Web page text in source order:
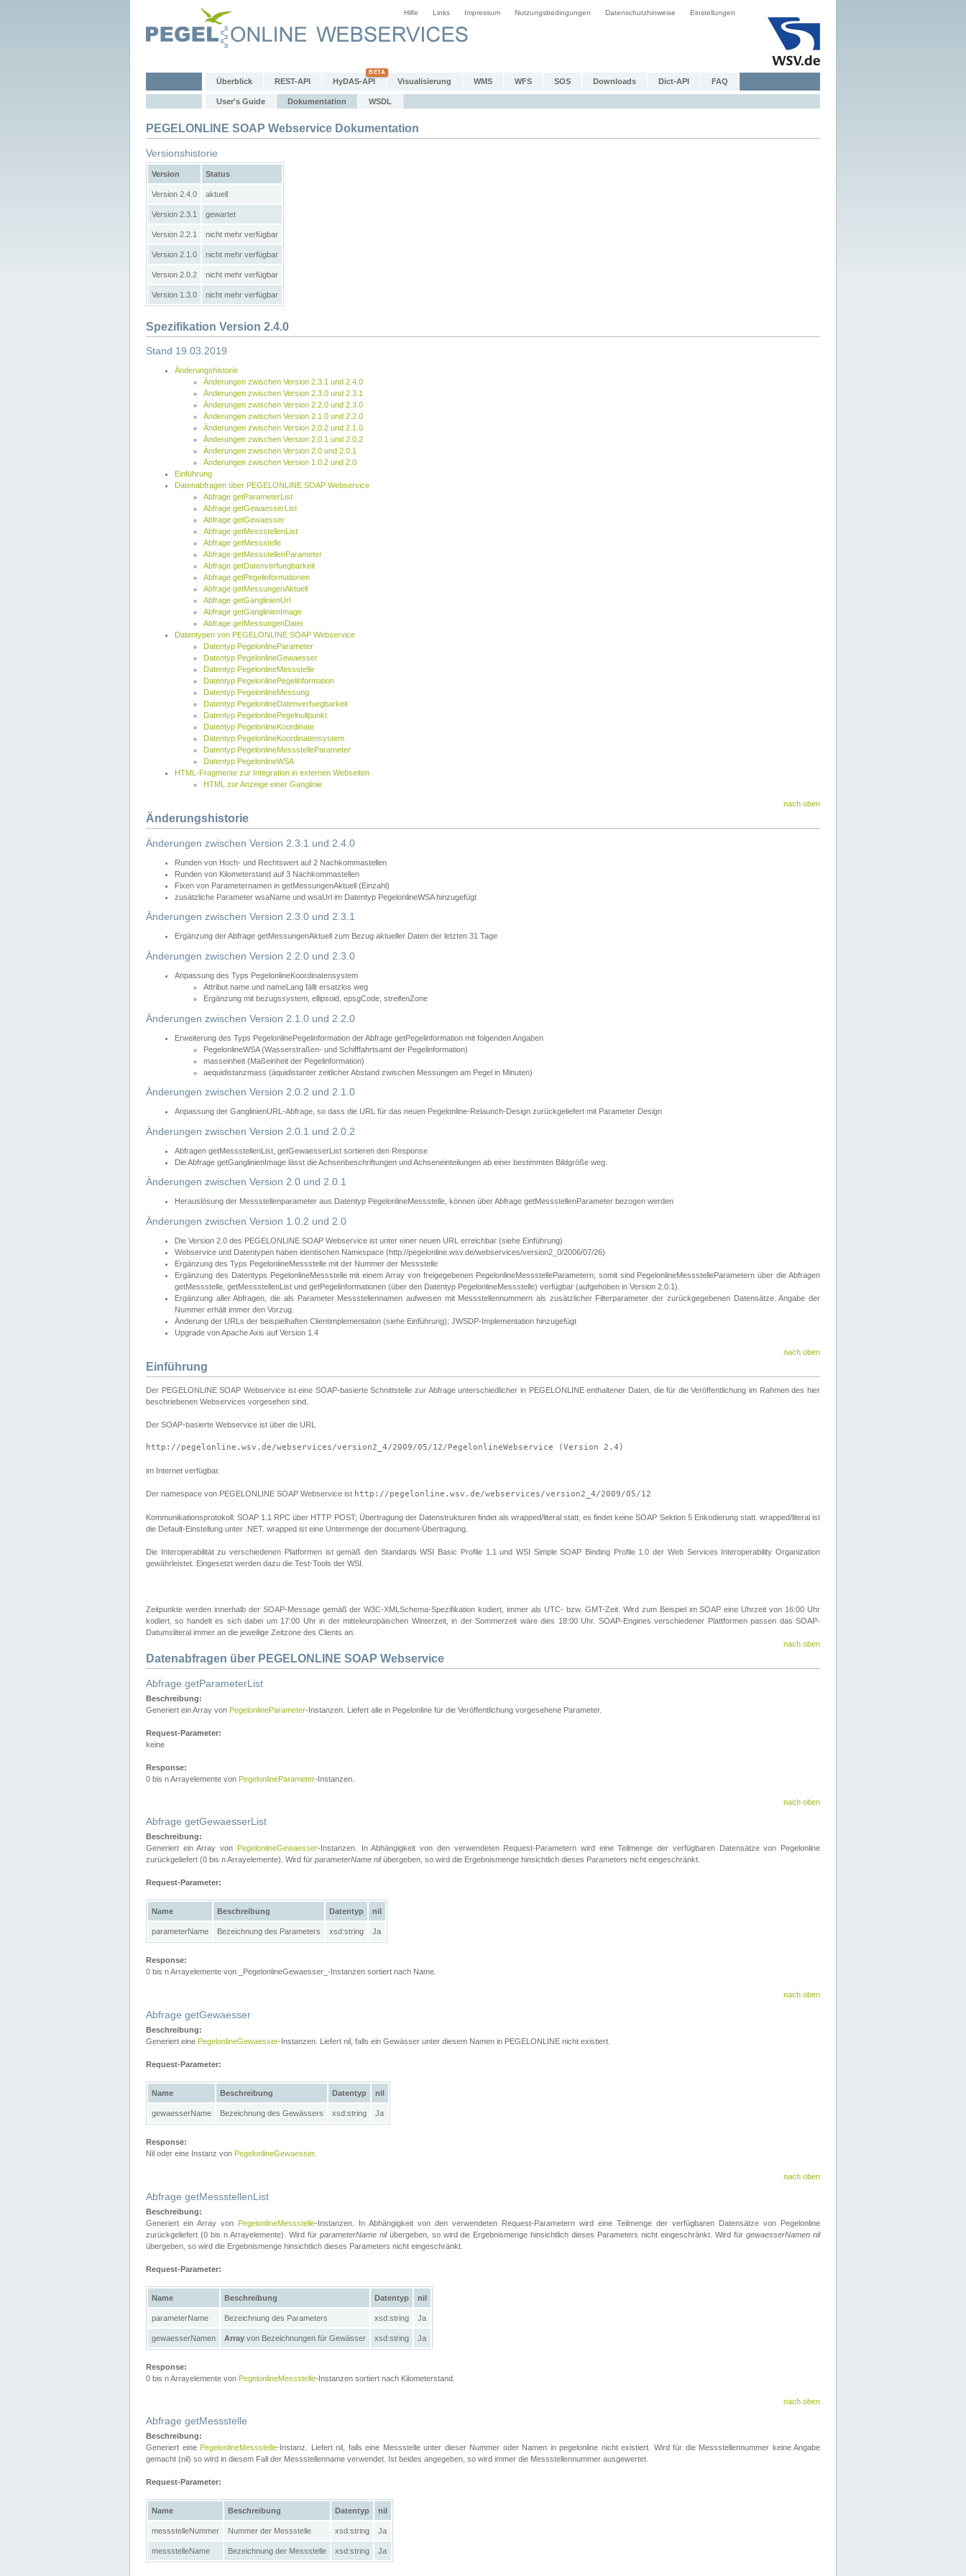
Hilfe Links Impressum Nutzungsbedingungen Datenschutzhinweise Einstellungen
Überblick REST-API HyDAS-API Visualisierung WMS WFS SOS Downloads Dict-API FAQ
User's Guide Dokumentation WSDL
PEGELONLINE SOAP Webservice Dokumentation
Versionshistorie
Version Status
Version 2.4.0 aktuell
Version 2.3.1 gewartet
Version 2.2.1 nicht mehr verfügbar
Version 2.1.0 nicht mehr verfügbar
Version 2.0.2 nicht mehr verfügbar
Version 1.3.0 nicht mehr verfügbar
Spezifikation Version 2.4.0
Stand 19.03.2019
Änderungshistorie
Änderungen zwischen Version 2.3.1 und 2.4.0
Änderungen zwischen Version 2.3.0 und 2.3.1
Änderungen zwischen Version 2.2.0 und 2.3.0
Änderungen zwischen Version 2.1.0 und 2.2.0
Änderungen zwischen Version 2.0.2 und 2.1.0
Änderungen zwischen Version 2.0.1 und 2.0.2
Änderungen zwischen Version 2.0 und 2.0.1
Änderungen zwischen Version 1.0.2 und 2.0
Einführung
Datenabfragen über PEGELONLINE SOAP Webservice
Abfrage getParameterList
Abfrage getGewaesserList
Abfrage getGewaesser
Abfrage getMessstellenList
Abfrage getMessstelle
Abfrage getMessstellenParameter
Abfrage getDatenverfuegbarkeit
Abfrage getPegelinformationen
Abfrage getMessungenAktuell
Abfrage getGanglinienUrl
Abfrage getGanglinienImage
Abfrage getMessungenDatei
Datentypen von PEGELONLINE SOAP Webservice
Datentyp PegelonlineParameter
Datentyp PegelonlineGewaesser
Datentyp PegelonlineMessstelle
Datentyp PegelonlinePegelinformation
Datentyp PegelonlineMessung
Datentyp PegelonlineDatenverfuegbarkeit
Datentyp PegelonlinePegelnullpunkt
Datentyp PegelonlineKoordinate
Datentyp PegelonlineKoordinatensystem
Datentyp PegelonlineMessstelleParameter
Datentyp PegelonlineWSA
HTML-Fragmente zur Integration in externen Webseiten
HTML zur Anzeige einer Ganglinie
nach oben
Änderungshistorie
Änderungen zwischen Version 2.3.1 und 2.4.0
Runden von Hoch- und Rechtswert auf 2 Nachkommastellen
Runden von Kilometerstand auf 3 Nachkommastellen
Fixen von Parameternamen in getMessungenAktuell (Einzahl)
zusätzliche Parameter wsaName und wsaUrl im Datentyp PegelonlineWSA hinzugefügt
Änderungen zwischen Version 2.3.0 und 2.3.1
Ergänzung der Abfrage getMessungenAktuell zum Bezug aktueller Daten der letzten 31 Tage
Änderungen zwischen Version 2.2.0 und 2.3.0
Anpassung des Typs PegelonlineKoordinatensystem
Attribut name und nameLang fällt ersatzlos weg
Ergänzung mit bezugssystem, ellipsoid, epsgCode, streifenZone
Änderungen zwischen Version 2.1.0 und 2.2.0
Erweiterung des Typs PegelonlinePegelinformation der Abfrage getPegelinformation mit folgenden Angaben
PegelonlineWSA (Wasserstraßen- und Schifffahrtsamt der Pegelinformation)
masseinheit (Maßeinheit der Pegelinformation)
aequidistanzmass (äquidistanter zeitlicher Abstand zwischen Messungen am Pegel in Minuten)
Änderungen zwischen Version 2.0.2 und 2.1.0
Anpassung der GanglinienURL-Abfrage, so dass die URL für das neuen Pegelonline-Relaunch-Design zurückgeliefert mit Parameter Design
Änderungen zwischen Version 2.0.1 und 2.0.2
Abfragen getMessstellenList, getGewaesserList sortieren den Response
Die Abfrage getGanglinienImage lässt die Achsenbeschriftungen und Achseneinteilungen ab einer bestimmten Bildgröße weg.
Änderungen zwischen Version 2.0 und 2.0.1
Herauslösung der Messstellenparameter aus Datentyp PegelonlineMessstelle, können über Abfrage getMessstellenParameter bezogen werden
Änderungen zwischen Version 1.0.2 und 2.0
Die Version 2.0 des PEGELONLINE SOAP Webservice ist unter einer neuen URL erreichbar (siehe Einführung)
Webservice und Datentypen haben identischen Namespace (http://pegelonline.wsv.de/webservices/version2_0/2006/07/26)
Ergänzung des Typs PegelonlineMessstelle mit der Nummer der Messstelle
Ergänzung des Datentyps PegelonlineMessstelle mit einem Array von freigegebenen PegelonlineMessstelleParametern; somit sind PegelonlineMessstelleParametern über die Abfragen
getMessstelle, getMessstellenList und getPegelinformationen (über den Datentyp PegelonlineMessstelle) verfügbar (aufgehoben in Version 2.0.1).
Ergänzung aller Abfragen, die als Parameter Messstellennamen aufweisen mit Messstellennummern als zusätzlicher Filterparameter der zurückgegebenen Datensätze. Angabe der
Nummer erhält immer den Vorzug.
Änderung der URLs der beispielhaften Clientimplementation (siehe Einführung); JWSDP-Implementation hinzugefügt
Upgrade von Apache Axis auf Version 1.4
nach oben
Einführung
Der PEGELONLINE SOAP Webservice ist eine SOAP-basierte Schnittstelle zur Abfrage unterschiedlicher in PEGELONLINE enthaltener Daten, die für die Veröffentlichung im Rahmen des hier
beschriebenen Webservices vorgesehen sind.
Der SOAP-basierte Webservice ist über die URL
http://pegelonline.wsv.de/webservices/version2_4/2009/05/12/PegelonlineWebservice (Version 2.4)
im Internet verfügbar.
Der namespace von PEGELONLINE SOAP Webservice ist http://pegelonline.wsv.de/webservices/version2_4/2009/05/12
Kommunikationsprotokoll: SOAP 1.1 RPC über HTTP POST; Übertragung der Datenstrukturen findet als wrapped/literal statt, es findet keine SOAP Sektion 5 Enkodierung statt. wrapped/literal ist
die Default-Einstellung unter .NET. wrapped ist eine Untermenge der document-Übertragung.
Die Interoperabilität zu verschiedenen Platformen ist gemäß den Standards WSI Basic Profile 1.1 und WSI Simple SOAP Binding Profile 1.0 der Web Services Interoperability Organization
gewährleistet. Eingesetzt werden dazu die Test-Tools der WSI.
Zeitpunkte werden innerhalb der SOAP-Message gemäß der W3C-XMLSchema-Spezifikation kodiert, immer als UTC- bzw. GMT-Zeit. Wird zum Beispiel im SOAP eine Uhrzeit von 16:00 Uhr
kodiert, so handelt es sich dabei um 17:00 Uhr in der mitteleuropäischen Winterzeit, in der Sommerzeit wäre dies 18:00 Uhr. SOAP-Engines verschiedener Plattformen passen das SOAP-
Datumsliteral immer an die jeweilige Zeitzone des Clients an.
nach oben
Datenabfragen über PEGELONLINE SOAP Webservice
Abfrage getParameterList
Beschreibung:
Generiert ein Array von PegelonlineParameter-Instanzen. Liefert alle in Pegelonline für die Veröffentlichung vorgesehene Parameter.
Request-Parameter:
keine
Response:
0 bis n Arrayelemente von PegelonlineParameter-Instanzen.
nach oben
Abfrage getGewaesserList
Beschreibung:
Generiert ein Array von
PegelonlineGewaesser-Instanzen. In Abhängigkeit von den verwendeten Request-Parametern wird eine Teilmenge der verfügbaren Datensätze von Pegelonline
zurückgeliefert (0 bis n Arrayelemente). Wird für parameterName nilübergeben, so wird die Ergebnismenge hinsichtlich dieses Parameters nicht eingeschränkt.
Request-Parameter:
Name Beschreibung Datentyp nil
parameterName Bezeichnung des Parameters xsd:string Ja
Response:
0 bis n Arrayelemente von _PegelonlineGewaesser_-Instanzen sortiert nach Name.
nach oben
Abfrage getGewaesser
Beschreibung:
Generiert eine PegelonlineGewaesser-Instanzen. Liefert nil, falls ein Gewässer unter diesem Namen in PEGELONLINE nicht existiert.
Request-Parameter:
Name Beschreibung Datentyp nil
gewaesserName Bezeichnung des Gewässers xsd:string Ja
Response:
Nil oder eine Instanz von PegelonlineGewaesser.
nach oben
Abfrage getMessstellenList
Beschreibung:
Generiert ein Array von PegelonlineMessstelle-Instanzen. In Abhängigkeit von den verwendeten Request-Parametern wird eine Teilmenge der verfügbaren Datensätze von Pegelonline
zurückgeliefert (0 bis n Arrayelemente). Wird für parameterName nilübergeben, so wird die Ergebnismenge hinsichtlich dieses Parameters nicht eingeschränkt. Wird fürgewaesserNamen nil
übergeben, so wird die Ergebnismenge hinsichtlich dieses Parameters nicht eingeschränkt.
Request-Parameter:
Name Beschreibung Datentyp nil
parameterName Bezeichnung des Parameters xsd:string Ja
gewaesserNamen Array von Bezeichnungen für Gewässer xsd:string Ja
Response:
0 bis n Arrayelemente von PegelonlineMessstelle-Instanzen sortiert nach Kilometerstand.
nach oben
Abfrage getMessstelle
Beschreibung:
Generiert eine PegelonlineMessstelle-Instanz. Liefert nil, falls eine Messstelle unter dieser Nummer oder Namen in pegelonline nicht existiert. Wird für die Messstellennummer keine Angabe
gemacht (nil) so wird in diesem Fall der Messstellenname verwendet. Ist beides angegeben, so wird immer die Messstellennummer ausgewertet.
Request-Parameter:
Name Beschreibung Datentyp nil
messstelleNummer Nummer der Messstelle xsd:string Ja
messstelleName Bezeichnung der Messstelle xsd:string Ja